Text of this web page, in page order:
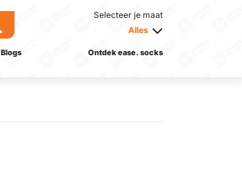
Selecteer je maat
Alles
Blogs Ontdek ease. socks